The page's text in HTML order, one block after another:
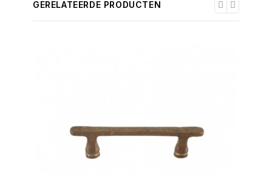
GERELATEERDE PRODUCTEN